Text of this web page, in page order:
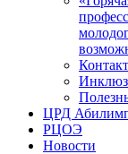
ЦРД
РЦОЭ
Новости